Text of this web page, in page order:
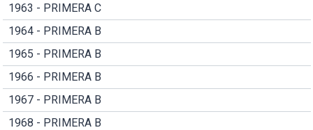
1963 - PRIMERA C
1964 - PRIMERA B
1965 - PRIMERA B
1966 - PRIMERA B
1967 - PRIMERA B
1968 - PRIMERA B